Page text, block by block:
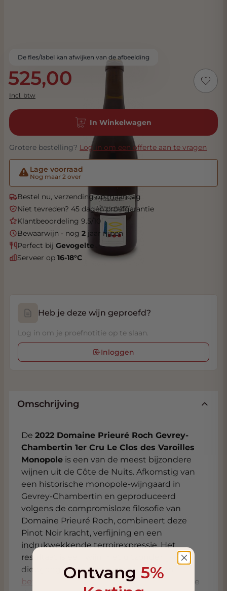
De fles/label kan afwijken van de afbeelding
525,00
Incl. btw
In Winkelwagen
Grotere bestelling? Log in om een offerte aan te vragen
Lage voorraad
Nog maar 2 over
Bestel nu, verzending op maandag
Niet tevreden? 45 dagen proefgarantie
Klantbeoordeling 9.5/10
Bewaarwijn - nog 2 jaar rijpen
Perfect bij Gevogelte
Serveer op 16-18°C
Heb je deze wijn geproefd?
Log in om je proefnotitie op te slaan.
Inloggen
Omschrijving
De 2022 Domaine Prieuré Roch Gevrey-
Chambertin 1er Cru Le Clos des Varoilles
Monopole is een van de meest bijzondere
wijnen uit de Côte de Nuits. Afkomstig van
een historische monopole-wijngaard in
Gevrey-Chambertin en geproduceerd
volgens de compromisloze filosofie van
Domaine Prieuré Roch, combineert deze
Pinot Noir kracht, verfijning en een
indrukwekkende terroirexpressie. Het
resultaat is een wijn met uitzonderlijke
diepgang, zijdezachte textuur en een
bewaarpotentieeldat moeiteloos meerdere
Ontvang 5%